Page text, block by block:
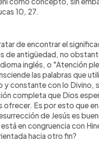
10, 27.
de encontrar el
de antigüedad, no
inglés, o "Atención
las palabras que
constante con lo Divino,
completa que Dios
Es por esto que
de Jesús es
en congruencia con
hacia otro fin?